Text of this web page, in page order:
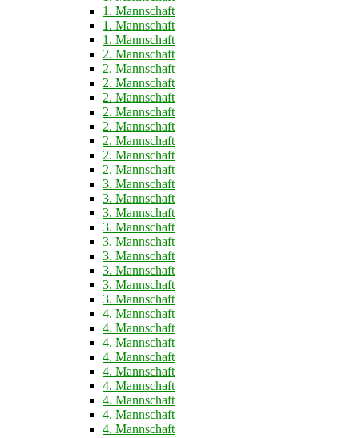
1. Mannschaft
1. Mannschaft
1. Mannschaft
2. Mannschaft
2. Mannschaft
2. Mannschaft
2. Mannschaft
2. Mannschaft
2. Mannschaft
2. Mannschaft
2. Mannschaft
2. Mannschaft
3. Mannschaft
3. Mannschaft
3. Mannschaft
3. Mannschaft
3. Mannschaft
3. Mannschaft
3. Mannschaft
3. Mannschaft
3. Mannschaft
4. Mannschaft
4. Mannschaft
4. Mannschaft
4. Mannschaft
4. Mannschaft
4. Mannschaft
4. Mannschaft
4. Mannschaft
4. Mannschaft